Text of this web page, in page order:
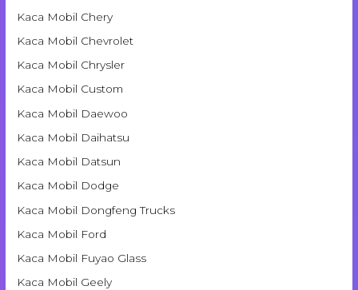
Kaca Mobil Chery
Kaca Mobil Chevrolet
Kaca Mobil Chrysler
Kaca Mobil Custom
Kaca Mobil Daewoo
Kaca Mobil Daihatsu
Kaca Mobil Datsun
Kaca Mobil Dodge
Kaca Mobil Dongfeng Trucks
Kaca Mobil Ford
Kaca Mobil Fuyao Glass
Kaca Mobil Geely